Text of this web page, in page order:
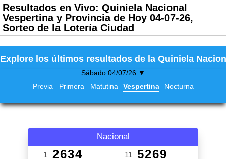
Resultados en Vivo: Quiniela Nacional
Vespertina y Provincia de Hoy 04-07-26,
Sorteo de la Lotería Ciudad
Explore los últimos resultados de la Quiniela
Sábado 04/07/26 ▼
Previa
Primera Matutina Vespertina Nocturna
Nacional
1 2634 11 5269